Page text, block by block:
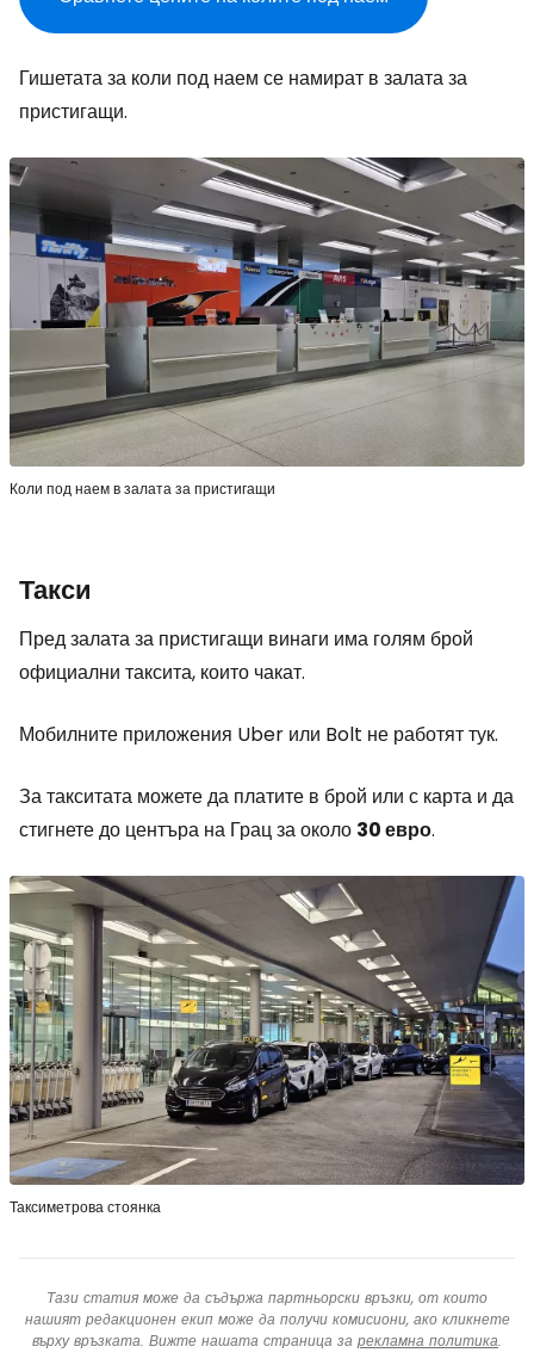
Гишетата за коли под наем се намират в залата за
пристигащи.
Коли под наем в залата за пристигащи
Такси
Пред залата за пристигащи винаги има голям брой
официални таксита, които чакат.
Мобилните приложения Uber или Bolt не работят тук.
За такситата можете да платите в брой или с карта и да
стигнете до центъра на Грац за около 30 евро.
Таксиметрова стоянка
Тази статия може да съдържа партньорски връзки, от които
нашият редакционен екип може да получи комисиони, ако кликнете
върху връзката. Вижте нашата страница за рекламна политика.